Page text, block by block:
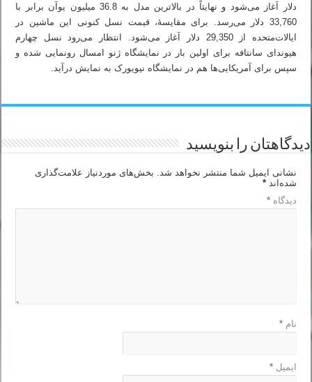
دلار آغاز می‌شود و نهایتاً در بالاترین مدل به 36.8 میلیون یوآن برابر با
33,760 دلار می‌رسد. برای مقایسهٔ، قیمت نسل کنونی این ماشین در
ایالات‌متحده از 29,350 دلار آغاز می‌شود. انتظار می‌رود نسل چهارم
هیوندای سانتافه برای اولین بار در نمایشگاه ژنو امسال رونمایی شده و
سپس برای آمریکایی‌ها هم در نمایشگاه نیویورک به نمایش درآید.
دیدگاهتان را بنویسید
نشانی ایمیل شما منتشر نخواهد شد.
بخش‌های موردنیاز علامت‌گذاری
شده‌اند*
دیدگاه*
نام*
ایمیل*